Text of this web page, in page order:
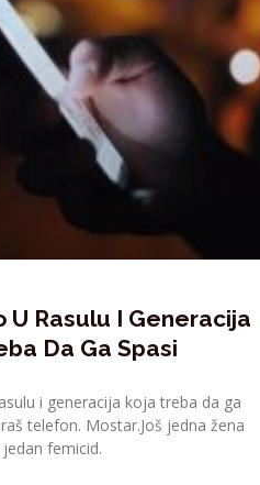
U Rasulu I Generacija
Da Ga Spasi
i generacija koja treba da ga
telefon. Mostar.Još jedna žena
femicid.